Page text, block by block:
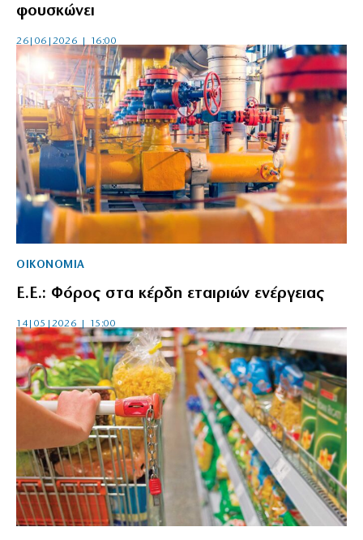
φουσκώνει
26|06|2026 | 16:00
ΟΙΚΟΝΟΜΙΑ
Ε.Ε.: Φόρος στα κέρδη εταιριών ενέργειας
14|05|2026 | 15:00